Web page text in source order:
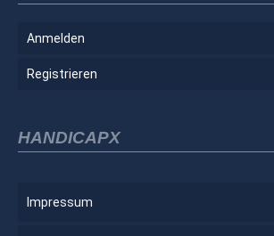
Anmelden
Registrieren
HANDICAPX
Impressum